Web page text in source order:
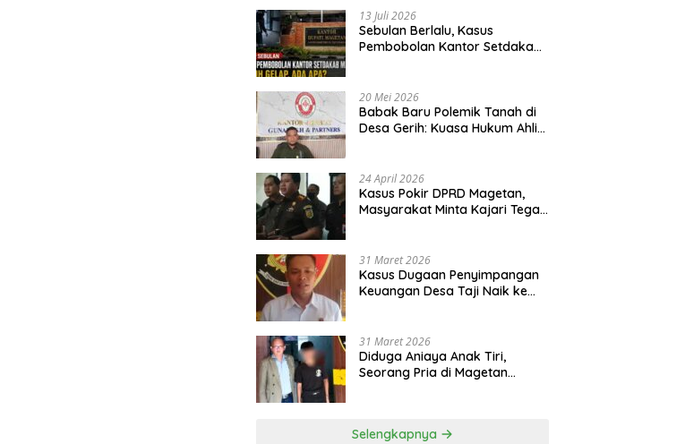
13 Juli 2026
Sebulan Berlalu, Kasus
Pembobolan Kantor Setdakab
20 Mei 2026
Babak Baru Polemik Tanah di
Desa Gerih: Kuasa Hukum Ahli
24 April 2026
Kasus Pokir DPRD Magetan,
Masyarakat Minta Kajari Tegak
31 Maret 2026
Kasus Dugaan Penyimpangan
Keuangan Desa Taji Naik ke
31 Maret 2026
Diduga Aniaya Anak Tiri,
Seorang Pria di Magetan
Selengkapnya